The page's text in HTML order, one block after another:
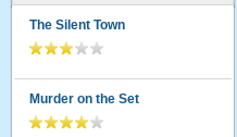
The Silent Town
Murder on the Set